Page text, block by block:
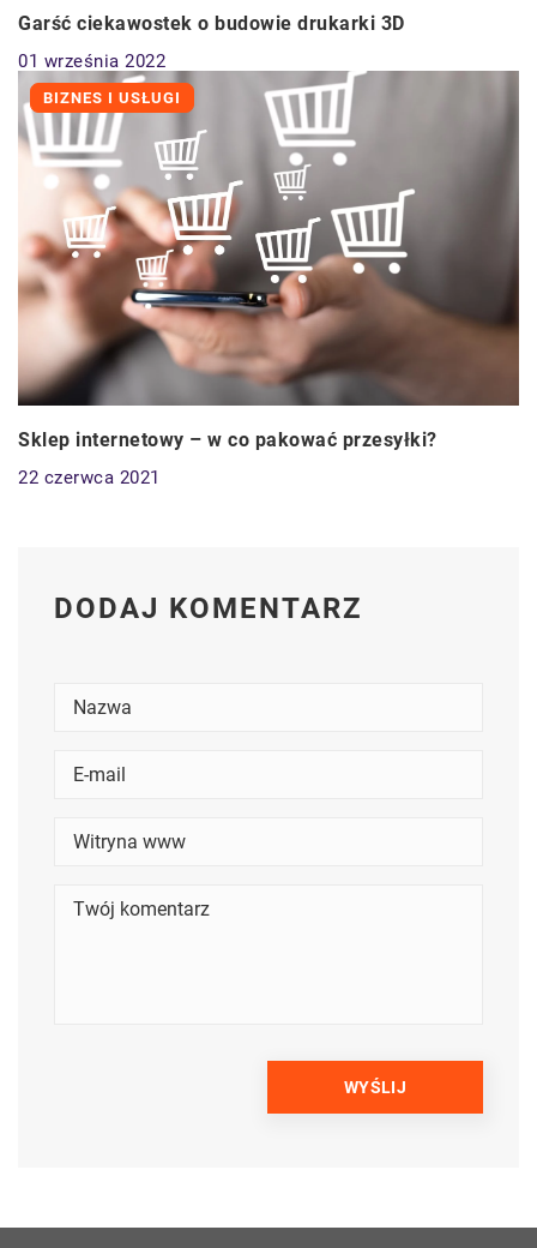
Garść ciekawostek o budowie drukarki 3D
01 września 2022
BIZNES I USŁUGI
Sklep internetowy – w co pakować przesyłki?
22 czerwca 2021
DODAJ KOMENTARZ